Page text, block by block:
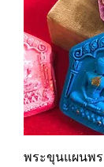
พระขุนแผนพ